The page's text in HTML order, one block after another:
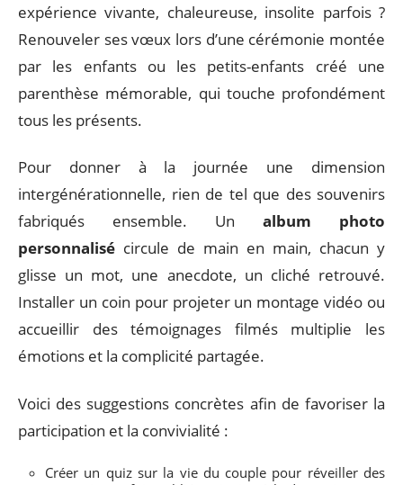
expérience vivante, chaleureuse, insolite parfois ?
Renouveler ses vœux lors d’une cérémonie montée
par les enfants ou les petits-enfants créé une
parenthèse mémorable, qui touche profondément
tous les présents.
Pour donner à la journée une dimension
intergénérationnelle, rien de tel que des souvenirs
fabriqués ensemble. Un album photo
personnalisé circule de main en main, chacun y
glisse un mot, une anecdote, un cliché retrouvé.
Installer un coin pour projeter un montage vidéo ou
accueillir des témoignages filmés multiplie les
émotions et la complicité partagée.
Voici des suggestions concrètes afin de favoriser la
participation et la convivialité :
Créer un quiz sur la vie du couple pour réveiller des